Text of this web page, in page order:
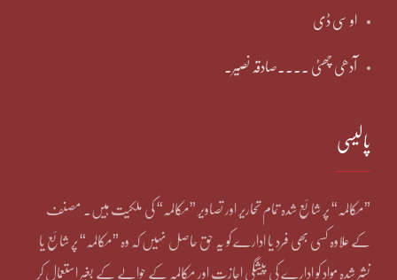
او سی ڈی
آدھی چھٹی ۔۔۔۔صادقہ نصیر۔
پالیسی
”مکالمہ“ پر شائع شدہ تمام تحاریر اور تصاویر ”مکالمہ“ کی ملکیت ہیں۔ مصنف
کے علاوہ کسی بھی فرد یا ادارے کو یہ حق حاصل نہیں کہ وہ ”مکالمہ“ پر شائع یا
نشر شدہ مواد کو ادارے کی پیشگی اجازت اور مکالمہ کے حوالے کے بغیر استعمال کر